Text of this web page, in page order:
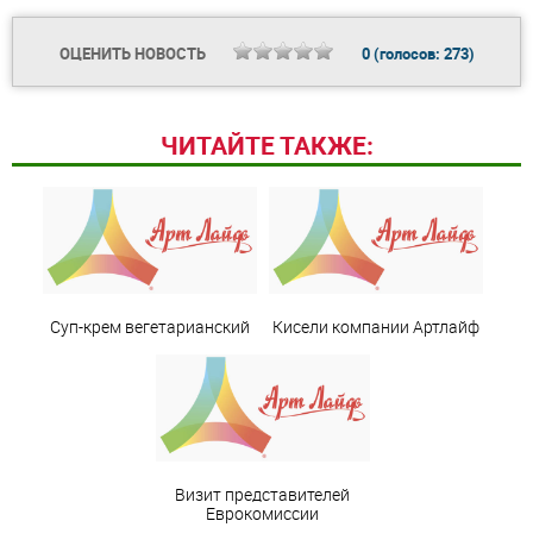
ОЦЕНИТЬ НОВОСТЬ 0(голосов: 273)
ЧИТАЙТЕ ТАКЖЕ:
Суп-крем вегетарианский Кисели компании Артлайф
Визит представителей
Еврокомиссии